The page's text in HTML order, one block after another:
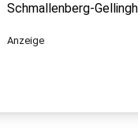
Schmallenberg-
Anzeige